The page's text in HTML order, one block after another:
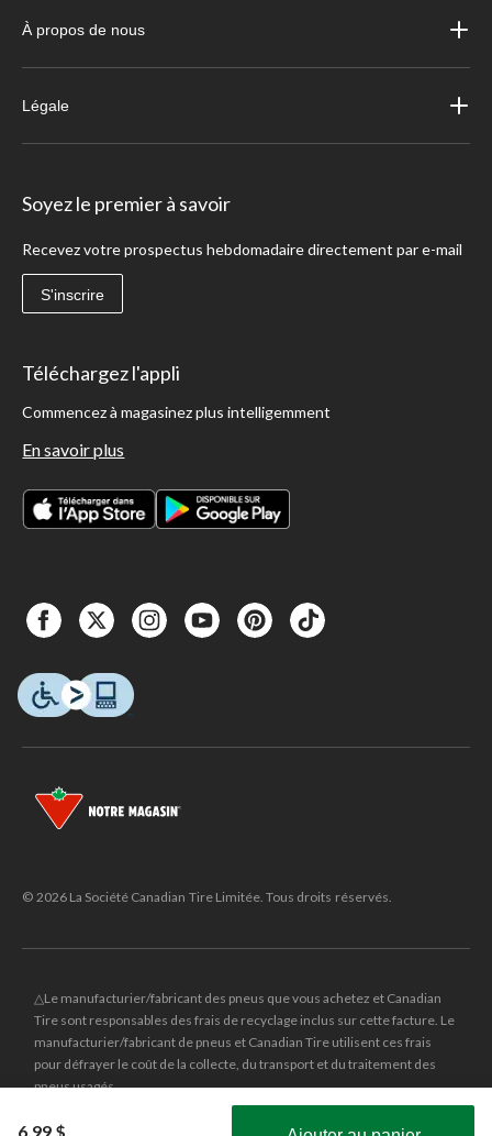
6,99 $
À propos de nous
Légale
Soyez le premier à savoir
Recevez votre prospectus hebdomadaire directement par e-mail
S'inscrire
Téléchargez l'appli
Commencez à magasinez plus intelligemment
En savoir plus
© 2026 La Société Canadian Tire Limitée. Tous droits réservés.
△Le manufacturier/fabricant des pneus que vous achetez et Canadian
Tire sont responsables des frais de recyclage inclus sur cette facture. Le
manufacturier/fabricant de pneus et Canadian Tire utilisent ces frais
pour défrayer le coût de la collecte, du transport et du traitement des
pneus usagés.